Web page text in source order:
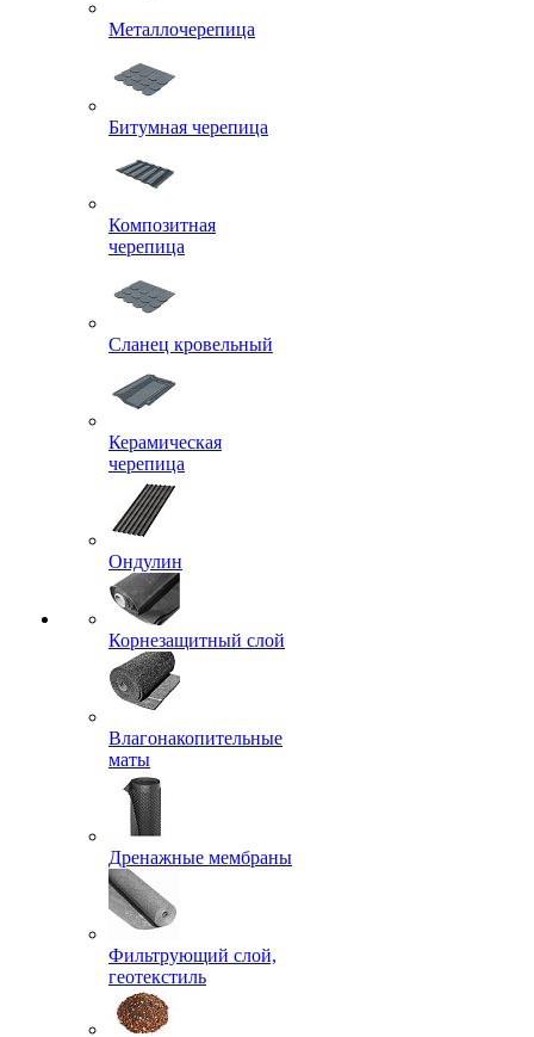
Металлочерепица
Битумная черепица
Композитная
черепица
Сланец кровельный
Керамическая
черепица
Ондулин
Корнезащитный слой
Влагонакопительные
маты
Дренажные мембраны
Фильтрующий слой,
геотекстиль